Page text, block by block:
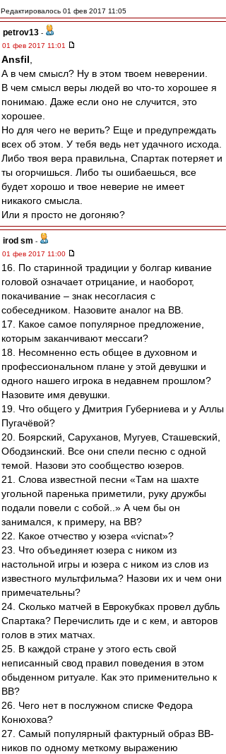
Редактировалось 01 фев 2017 11:05
petrov13 -
01 фев 2017 11:01
Ansfil
А в чем смысл? Ну в этом твоем неверении.
В чем смысл веры людей во что-то хорошее я
понимаю. Даже если оно не случится, это
хорошее.
Но для чего не верить? Еще и предупреждать
всех об этом. У тебя ведь нет удачного исхода.
Либо твоя вера правильна, Спартак потеряет и
ты огорчишься. Либо ты ошибаешься, все
будет хорошо и твое неверие не имеет
никакого смысла.
Или я просто не догоняю?
irod sm -
01 фев 2017 11:00
16. По старинной традиции у болгар кивание
головой означает отрицание, и наоборот,
покачивание – знак несогласия с
собеседником. Назовите аналог на ВВ.
17. Какое самое популярное предложение,
которым заканчивают мессаги?
18. Несомненно есть общее в духовном и
профессиональном плане у этой девушки и
одного нашего игрока в недавнем прошлом?
Назовите имя девушки.
19. Что общего у Дмитрия Губерниева и у Аллы
Пугачёвой?
20. Боярский, Саруханов, Мугуев, Сташевский,
Ободзинский. Все они спели песню с одной
темой. Назови это сообщество юзеров.
21. Слова известной песни «Там на шахте
угольной паренька приметили, руку дружбы
подали повели с собой..» А чем бы он
занимался, к примеру, на ВВ?
22. Какое отчество у юзера «vicnat»?
23. Что объединяет юзера с ником из
настольной игры и юзера с ником из слов из
известного мультфильма? Назови их и чем они
примечательны?
24. Сколько матчей в Еврокубках провел дубль
Спартака? Перечислить где и с кем, и авторов
голов в этих матчах.
25. В каждой стране у этого есть свой
неписанный свод правил поведения в этом
обыденном ритуале. Как это применительно к
ВВ?
26. Чего нет в послужном списке Федора
Конюхова?
27. Самый популярный фактурный образ ВВ-
ников по одному меткому выражению